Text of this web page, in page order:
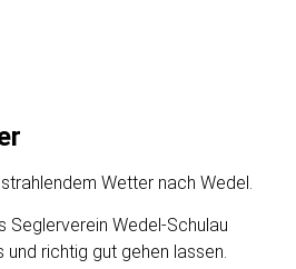
Wetter nach Wedel.
Seglerverein Wedel-Schulau
richtig gut gehen lassen.